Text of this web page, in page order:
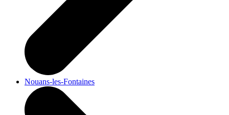
Nouans-les-Fontaines